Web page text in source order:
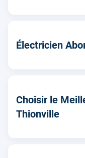
Électricien
Choisir le
Thionville